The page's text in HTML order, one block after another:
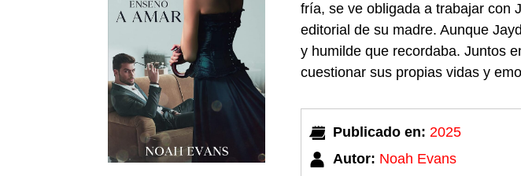
fría, se ve obligada a trabajar con
editorial de su madre. Aunque
y humilde que recordaba. Juntos
cuestionar sus propias vidas y
Publicado en: 2025
Autor: Noah Evans